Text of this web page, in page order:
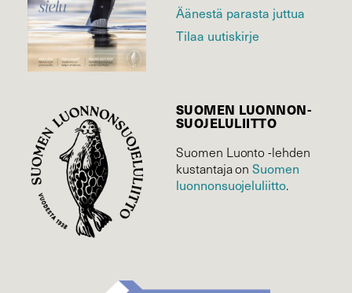
Äänestä parasta juttua
Tilaa uutiskirje
SUOMEN LUONNON­
SUOJELU­LIITTO
Suomen Luonto -lehden
kustantaja onSuomen
luonnonsuojelu­liitto.